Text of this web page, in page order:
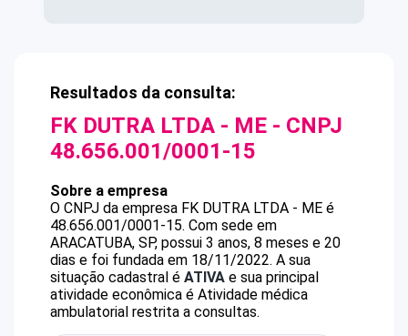
Resultados da consulta:
FK DUTRA LTDA - ME - CNPJ
48.656.001/0001-15
Sobre a empresa
O CNPJ da empresa FK DUTRA LTDA - ME é
48.656.001/0001-15. Com sede em
ARACATUBA, SP, possui 3 anos, 8 meses e 20
dias e foi fundada em 18/11/2022. A sua
situação cadastral é ATIVA e sua principal
atividade econômica é Atividade médica
ambulatorial restrita a consultas.